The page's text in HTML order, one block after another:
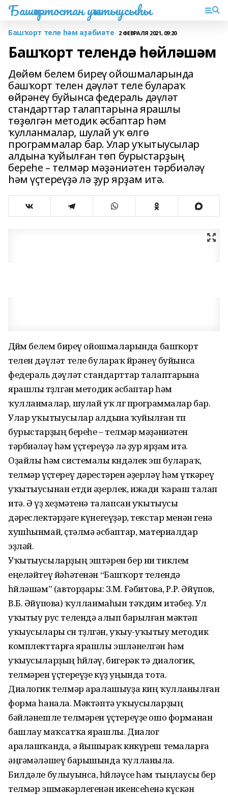
Башҡортостан уҡытыусыһы
Башҡорт теле һәм әҙәбиәте 2 ФЕВРАЛЯ 2021, 09:20
Башҡорт телендә һөйләшәм
Дөйөм белем биреү ойошмаларында
башҡорт телен дәүләт теле булараҡ
өйрәнеү буйынса федераль дәүләт
стандарттар талаптарына ярашлы
төҙөлгән методик әсбаптар һәм
ҡулланмалар, шулай уҡ өлгө
программалар бар. Улар уҡытыусылар
алдына ҡуйылған төп бурыстарҙың
береһе – телмәр мәҙәниәтен тәрбиәләү
һәм үҫтереүҙә лә ҙур ярҙам итә.
Дөйөм белем биреү ойошмаларында башҡорт
телен дәүләт теле булараҡ өйрәнеү буйынса
федераль дәүләт стандарттар талаптарына
ярашлы төҙөлгән методик әсбаптар һәм
ҡулланмалар, шулай уҡ өлгө программалар бар.
Улар уҡытыусылар алдына ҡуйылған төп
бурыстарҙың береһе – телмәр мәҙәниәтен
тәрбиәләү һәм үҫтереүҙә лә ҙур ярҙам итә.
Оҙайлы һәм системалы көндәлек эш булараҡ,
телмәр үҫтереү дәрестәрен әҙерләү һәм үткәреү
уҡытыусынан етди әҙерлек, ижади ҡараш талап
итә. Ә үҙ хеҙмәтенә талапсан уҡытыусы
дәреслектәрҙәге күнегеүҙәр, текстар менән генә
хушһынмай, өҫтәлмә әсбаптар, материалдар
эҙләй.
Уҡытыусыларҙың эштәрен бер ни тиклем
еңеләйтеү йәһәтенән “Башҡорт телендә
һөйләшәм” (авторҙары: З.М. Ғәбитова, Р.Р. Әйүпов,
В.Б. Әйүпова) ҡулланмаһын тәҡдим итәбеҙ. Ул
уҡытыу рус телендә алып барылған мәктәп
уҡыусылары өсөн төҙөлгән, уҡыу-уҡытыу методик
комплекттарға ярашлы эшләнелгән һәм
уҡыусыларҙың һөйләү, бигерәк тә диалогик,
телмәрен үҫтереүҙе күҙ уңында тота.
Диалогик телмәр аралашыуҙа киң ҡулланылған
форма һанала. Мәктәптә уҡыусыларҙың
бәйләнешле телмәрен үҫтереүҙе ошо форманан
башлау маҡсатҡа ярашлы. Диалог
аралашҡанда, ә йышыраҡ көнкүреш темаларға
әңгәмәләшеү барышында ҡулланыла.
Билдәле булыуынса, һөйләүсе һәм тың­лаусы бер
телмәр эшмәкәрлегенән икенсеһенә күскән